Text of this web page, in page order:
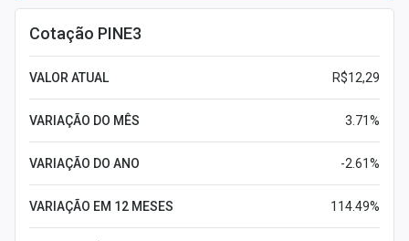
Cotação PINE3
VALOR ATUAL R$12,29
VARIAÇÃO DO MÊS 3.71%
VARIAÇÃO DO ANO -2.61%
VARIAÇÃO EM 12 MESES 114.49%